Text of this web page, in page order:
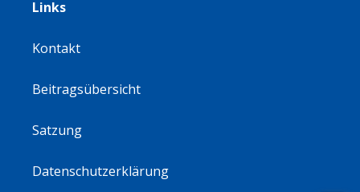
Links
Kontakt
Beitragsübersicht
Satzung
Datenschutzerklärung